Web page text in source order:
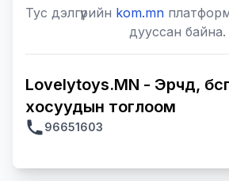
Тус дэлгүүрийн kom.mn
дууссан байна.
Lovelytoys.MN - Эрчүүд,
хосуудын тоглоом
96651603